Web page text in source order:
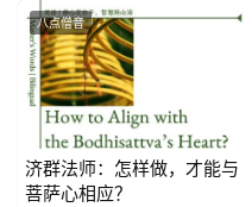
免
责
声
明
八点僧音
济群法师：怎样做，才能与
菩萨心相应？